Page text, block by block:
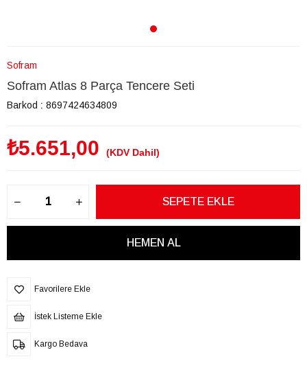
Sofram
Sofram Atlas 8 Parça Tencere Seti
Barkod : 8697424634809
₺5.651,00 (KDV Dahil)
Favorilere Ekle
İstek Listeme Ekle
Kargo Bedava